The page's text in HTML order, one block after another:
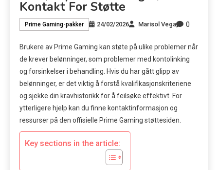
Kontakt For Støtte
Prime Gaming-pakker 24/02/2026 Marisol Vega 0
Brukere av Prime Gaming kan støte på ulike problemer når
de krever belønninger, som problemer med kontolinking
og forsinkelser i behandling. Hvis du har gått glipp av
belønninger, er det viktig å forstå kvalifikasjonskriteriene
og sjekke din kravhistorikk for å feilsøke effektivt. For
ytterligere hjelp kan du finne kontaktinformasjon og
ressurser på den offisielle Prime Gaming støttesiden.
Key sections in the article: